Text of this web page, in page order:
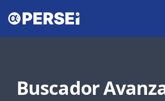
Buscador